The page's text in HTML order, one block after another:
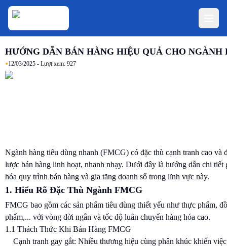
HƯỚNG DẪN BÁN HÀNG HIỆU QUẢ CHO NGÀNH
•12/03/2025 - Lượt xem: 927
Ngành hàng tiêu dùng nhanh (FMCG) có đặc thù cạnh tranh cao và
lược bán hàng linh hoạt, nhanh nhạy. Dưới đây là hướng dẫn chi tiết
hóa quy trình bán hàng và gia tăng doanh số trong lĩnh vực này.
1. Hiểu Rõ Đặc Thù Ngành FMCG
FMCG bao gồm các sản phẩm tiêu dùng thiết yếu như thực phẩm,
phẩm,... với vòng đời ngắn và tốc độ luân chuyển hàng hóa cao.
1.1 Thách Thức Khi Bán Hàng FMCG
Cạnh tranh gay gắt: Nhiều thương hiệu cùng phân khúc khiến